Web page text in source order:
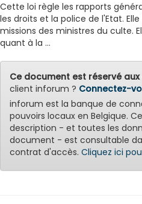
Cette loi règle les rapports
les droits et la police de l'Etat.
missions des ministres du culte.
quant à la ...
Ce document est réservé
client inforum ? Connectez-
inforum est la banque de
pouvoirs locaux en Belgique.
description - et toutes les
document - est consultable
contrat d'accès. Cliquez ici